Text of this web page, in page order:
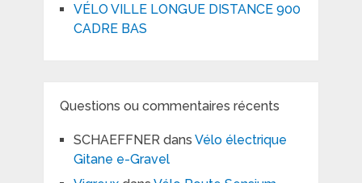
VÉLO VILLE LONGUE DISTANCE 900
CADRE BAS
Questions ou commentaires récents
SCHAEFFNERdans Vélo électrique
Gitane e-Gravel